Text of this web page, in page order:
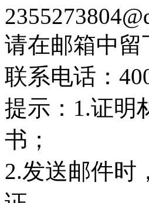
请在邮箱中
联系电话：
提示： 1.证明
书；
2.发送邮件时